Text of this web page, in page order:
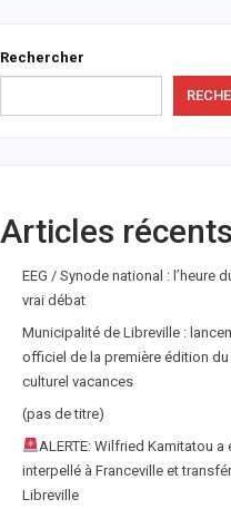
Rechercher
Articles récents
EEG / Synode national : l’heure
vrai débat
Municipalité de Libreville :
officiel de la première édition
culturel vacances
(pas de titre)
ALERTE: Wilfried Kamitatou a
interpellé à Franceville et
Libreville